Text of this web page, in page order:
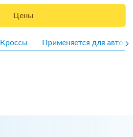
Цены
Кроссы Применяется для авто